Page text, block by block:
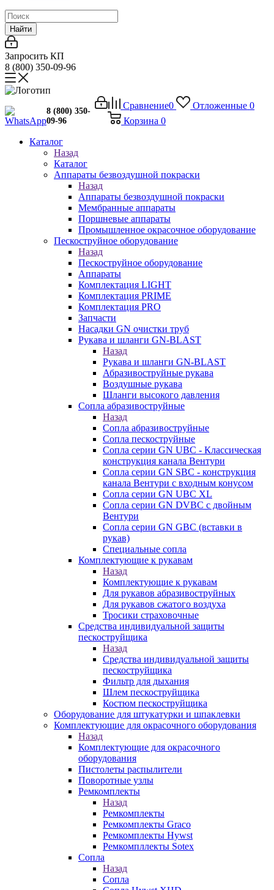
Найти
Запросить КП
8 (800) 350-09-96
Сравнение0 Отложенные 0
Корзина 0
8 (800) 350-
09-96
Каталог
Назад
Каталог
Аппараты безвоздушной покраски
Назад
Аппараты безвоздушной покраски
Мембранные аппараты
Поршневые аппараты
Промышленное окрасочное оборудование
Пескоструйное оборудование
Назад
Пескоструйное оборудование
Аппараты
Комплектация LIGHT
Комплектация PRIME
Комплектация PRO
Запчасти
Насадки GN очистки труб
Рукава и шланги GN-BLAST
Назад
Рукава и шланги GN-BLAST
Абразивоструйные рукава
Воздушные рукава
Шланги высокого давления
Сопла абразивоструйные
Назад
Сопла абразивоструйные
Сопла пескоструйные
Сопла серии GN UBC - Классическая
конструкция канала Вентури
Сопла серии GN SBC - конструкция
канала Вентури c входным конусом
Сопла серии GN UBC XL
Сопла серии GN DVBC с двойным
Вентури
Сопла серии GN GBC (вставки в
рукав)
Специальные сопла
Комплектующие к рукавам
Назад
Комплектующие к рукавам
Для рукавов абразивоструйных
Для рукавов сжатого воздуха
Тросики страховочные
Средства индивидуальной защиты
пескоструйщика
Назад
Средства индивидуальной защиты
пескоструйщика
Фильтр для дыхания
Шлем пескоструйщика
Костюм пескоструйщика
Оборудование для штукатурки и шпаклевки
Комплектующие для окрасочного оборудования
Назад
Комплектующие для окрасочного
оборудования
Пистолеты распылители
Поворотные узлы
Ремкомплекты
Назад
Ремкомплекты
Ремкомплекты Graco
Ремкомплекты Hywst
Ремкомпллекты Sotex
Сопла
Назад
Сопла